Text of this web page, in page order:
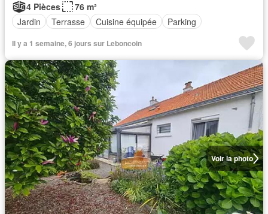
4 Pièces
76 m²
Jardin
Terrasse Cuisine équipée Parking
Il y a 1 semaine, 6 jours sur Leboncoin
Voir la photo